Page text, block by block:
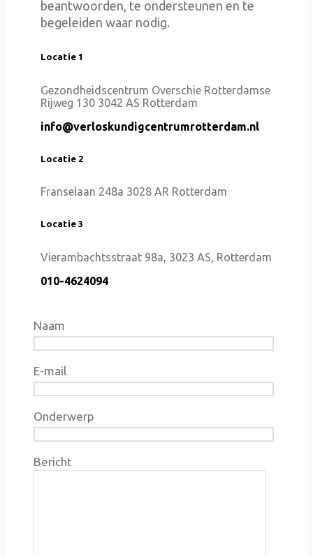
beantwoorden, te ondersteunen en te
begeleiden waar nodig.
Locatie 1
Gezondheidscentrum Overschie Rotterdamse
Rijweg 130 3042 AS Rotterdam
info@verloskundigcentrumrotterdam.nl
Locatie 2
Franselaan 248a 3028 AR Rotterdam
Locatie 3
Vierambachtsstraat 98a, 3023 AS, Rotterdam
010-4624094
Naam
E-mail
Onderwerp
Bericht